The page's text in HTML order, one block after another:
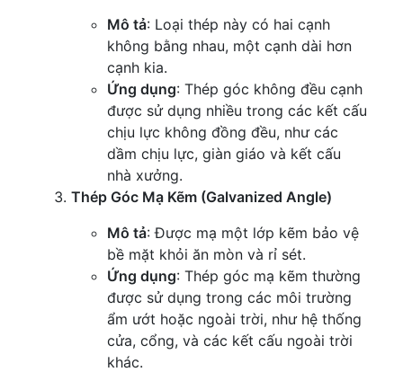
Mô tả: Loại thép này có hai cạnh
không bằng nhau, một cạnh dài hơn
cạnh kia.
Ứng dụng: Thép góc không đều cạnh
được sử dụng nhiều trong các kết cấu
chịu lực không đồng đều, như các
dầm chịu lực, giàn giáo và kết cấu
nhà xưởng.
Thép Góc Mạ Kẽm (Galvanized Angle)
Mô tả: Được mạ một lớp kẽm bảo vệ
bề mặt khỏi ăn mòn và rỉ sét.
Ứng dụng: Thép góc mạ kẽm thường
được sử dụng trong các môi trường
ẩm ướt hoặc ngoài trời, như hệ thống
cửa, cổng, và các kết cấu ngoài trời
khác.